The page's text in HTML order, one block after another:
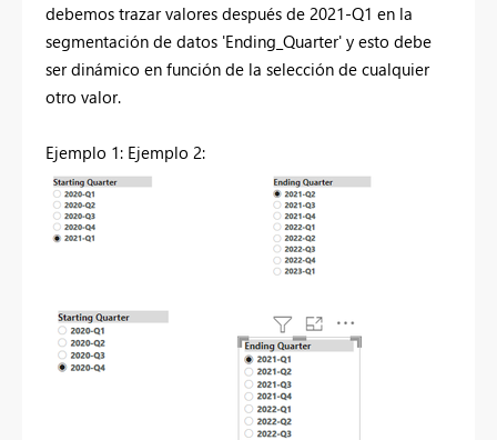
debemos trazar valores después de 2021-Q1 en la
segmentación de datos 'Ending_Quarter' y esto debe
ser dinámico en función de la selección de cualquier
otro valor.
Ejemplo 1: Ejemplo 2: